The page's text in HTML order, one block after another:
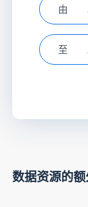
选择
由
选择
至
数据资源的